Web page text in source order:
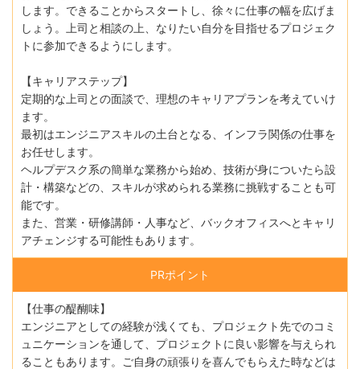
します。できることからスタートし、徐々に仕事の幅を広げま
しょう。上司と相談の上、なりたい自分を目指せるプロジェク
トに参加できるようにします。
【キャリアステップ】
定期的な上司との面談で、理想のキャリアプランを考えていけ
ます。
最初はエンジニアスキルの土台となる、インフラ関係の仕事を
お任せします。
ヘルプデスク系の簡単な業務から始め、技術が身についたら設
計・構築などの、スキルが求められる業務に挑戦することも可
能です。
また、営業・研修講師・人事など、バックオフィスへとキャリ
アチェンジする可能性もあります。
PRポイント
【仕事の醍醐味】
エンジニアとしての経験が浅くても、プロジェクト先でのコミ
ュニケーションを通して、プロジェクトに良い影響を与えられ
ることもあります。ご自身の頑張りを喜んでもらえた時などは